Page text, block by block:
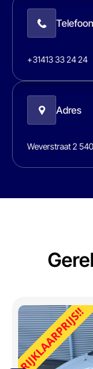
Telefoon
+31413 33 24 24
Adres
Weverstraat 2